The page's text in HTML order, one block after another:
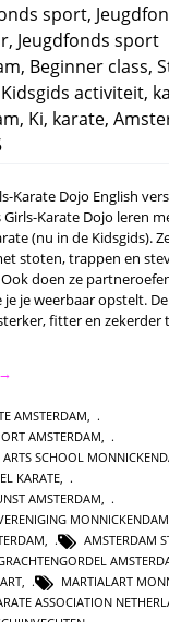
sport,
, Jeugdfonds sport
, Beginner class,
Kidsgids activiteit,
, Ki, karate,
Karate Dojo English
Girls-Karate Dojo leren
(nu in de Kidsgids).
stoten, trappen en
doen ze
je je weerbaar opstelt.
fitter en zekerder
AMSTERDAM
AMSTERDAM
ARTS SCHOOL
KARATE
AMSTERDAM
MONNICKENDAM
, AMSTERDAM
, MARTIALART
ASSOCIATION